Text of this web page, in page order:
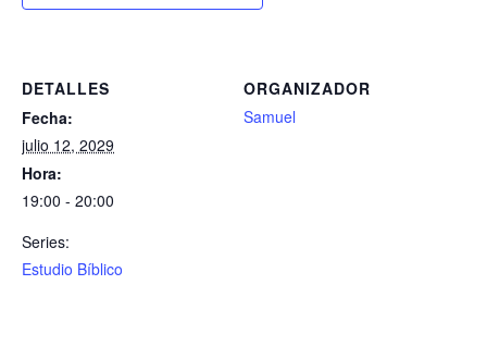
DETALLES
Fecha:
julio 12, 2029
Hora:
19:00 - 20:00
Series:
Estudio Bíblico
ORGANIZADOR
Samuel